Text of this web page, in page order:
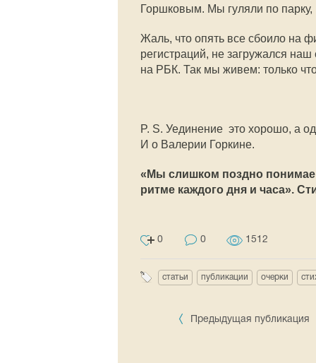
Горшковым. Мы гуляли по
Жаль, что опять все сбоило на
регистраций, не загружался
на РБК. Так мы живем: только
P. S. Уединение  это хорошо, а
И о Валерии Горкине.
«Мы слишком поздно
ритме каждого дня и часа».
0 0 1512
статьи публикации очерки
Предыдущая публикация